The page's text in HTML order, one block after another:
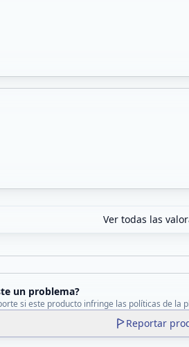
Ver todas las
un problema?
si este producto infringe las políticas de la
Reportar